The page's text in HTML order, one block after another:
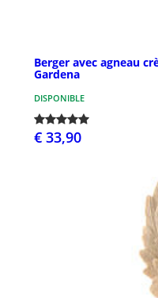
Berger avec agneau
Gardena
DISPONIBLE
€ 33,90